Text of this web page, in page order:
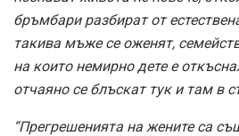
бръмбари разбират от
такива мъже се оженят,
на които немирно дете е
отчаяно се блъскат тук и там в
“Прегрешенията на жените са